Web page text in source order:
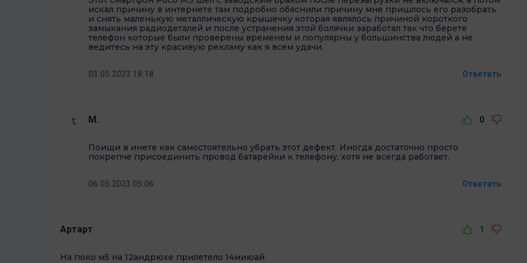
искал причину в интернете там подробно обяснили причину мне пришлось его разобрать
и снять маленькую металлическую крышечку которая являлось причиной короткого
замыкания радиодеталей и после устранения этой болячки заработал так что берете
телефон которые были проверены временем и популярны у большинства людей а не
ведитесь на эту красивую рекламу как я всем удачи.
03.05.2023 18:18 Ответить
M. 0
Поищи в инете как самостоятельно убрать этот дефект. Иногда достаточно просто
покрепче присоединить провод батарейки к телефону, хотя не всегда работает.
06.05.2023 05:06 Ответить
Артарт 1
На поко м5 на 12андрюхе прилетело 14миюай